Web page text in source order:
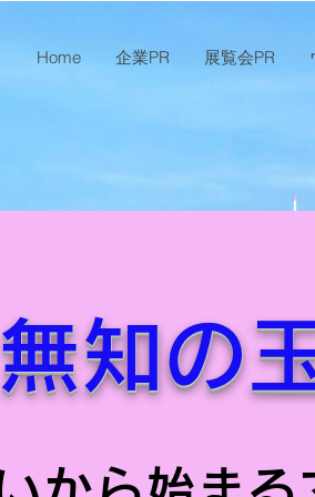
Home 企業PR 展覧会PR
知の